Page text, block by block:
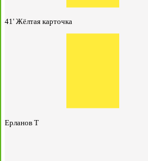
41' Жёлтая карточка
Ерланов Т